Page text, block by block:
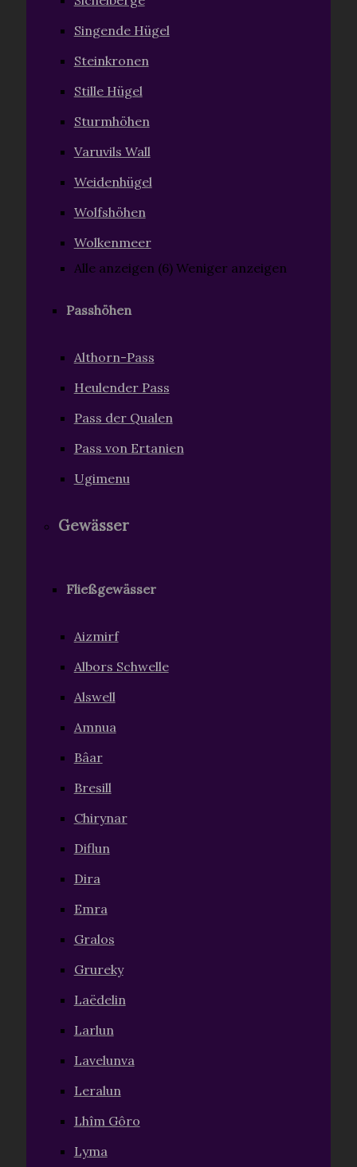
Singende Hügel
Steinkronen
Stille Hügel
Sturmhöhen
Varuvils Wall
Weidenhügel
Wolfshöhen
Wolkenmeer
Alle anzeigen (6) Weniger anzeigen
Passhöhen
Althorn-Pass
Heulender Pass
Pass der Qualen
Pass von Ertanien
Ugimenu
Gewässer
Fließgewässer
Aizmirf
Albors Schwelle
Alswell
Amnua
Bâar
Bresill
Chirynar
Diflun
Dira
Emra
Gralos
Grureky
Laëdelin
Larlun
Lavelunva
Leralun
Lhîm Gôro
Lyma